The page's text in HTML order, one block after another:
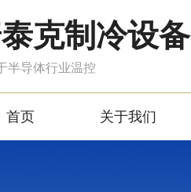
克制冷设备
半导体行业温控
首页 关于我们